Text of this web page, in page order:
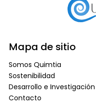
Mapa de sitio
Somos Quimtia
Sostenibilidad
Desarrollo e Investigación
Contacto